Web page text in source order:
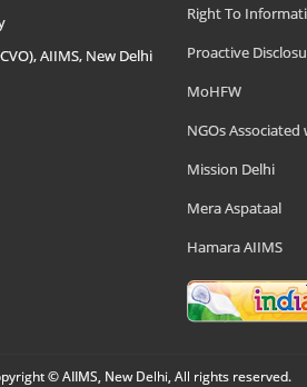
AIIMS, New Delhi
Right To
Proactive
MoHFW
NGOs Associated
Mission Delhi
Mera Aspataal
Hamara AIIMS
© AIIMS, New Delhi, All rights reserved.